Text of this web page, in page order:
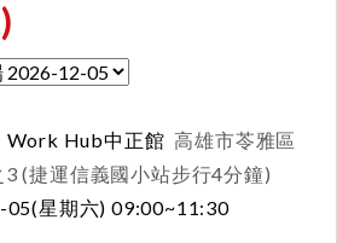
Work Hub中正館 高雄市苓雅區
(捷運信義國小站步行4分鐘)
05(星期六)09:00~11:30